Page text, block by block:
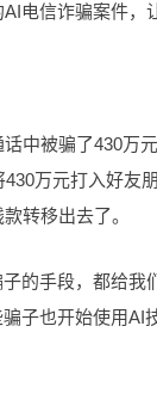
电信诈骗案件，
中被骗了430万
万元打入好友
转移出去了。
的手段，都给
子也开始使用